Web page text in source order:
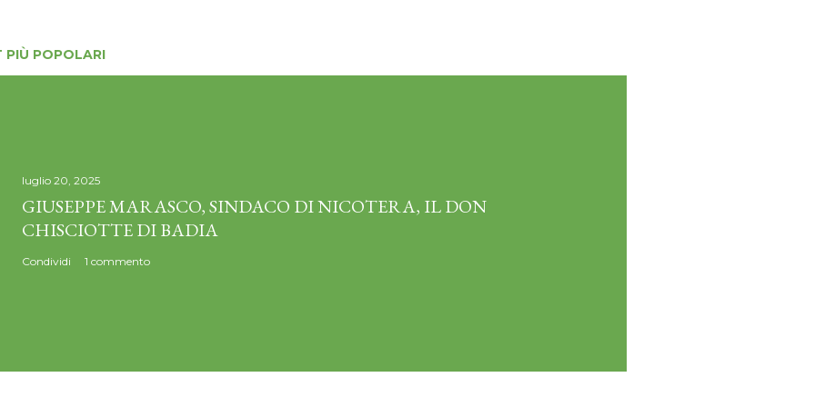
PIÙ POPOLARI
luglio 20, 2025
GIUSEPPE MARASCO, SINDACO DI NICOTERA, IL DON
CHISCIOTTE DI BADIA
Condividi 1 commento